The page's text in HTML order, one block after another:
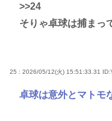
>>24
そりゃ卓球は捕まっ
25 : 2026/05/12(火) 15:51:33.31
卓球は意外とマトモ